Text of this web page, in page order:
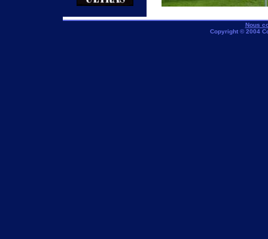
Nous
Copyright © 2004